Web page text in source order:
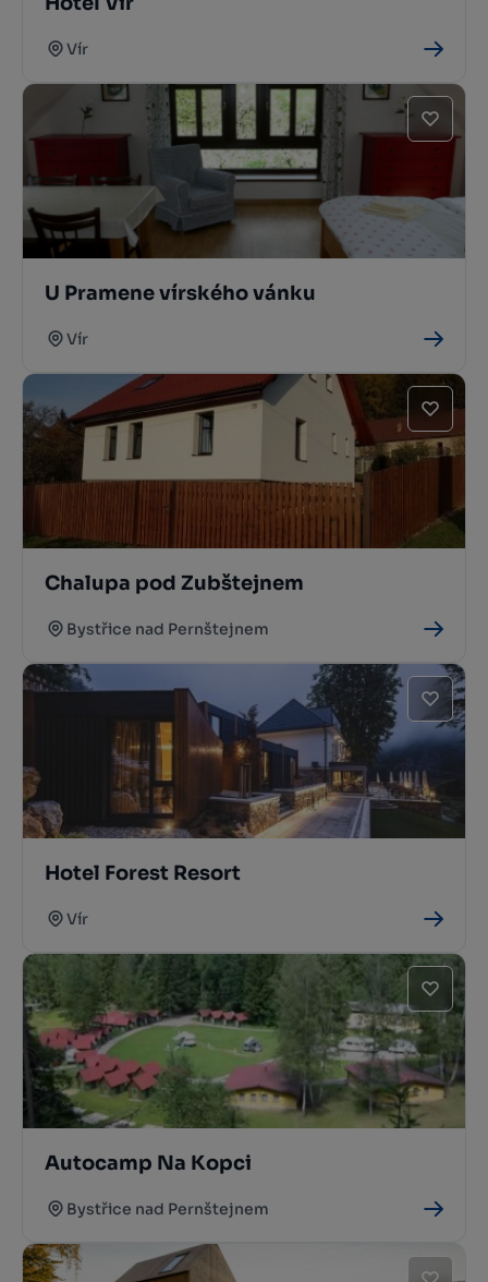
Vír
U Pramene vírského vánku
Vír
Chalupa pod Zubštejnem
Bystřice nad Pernštejnem
Hotel Forest Resort
Vír
Autocamp Na Kopci
Bystřice nad Pernštejnem